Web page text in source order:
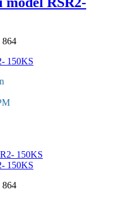
864
150KS
150KS
864